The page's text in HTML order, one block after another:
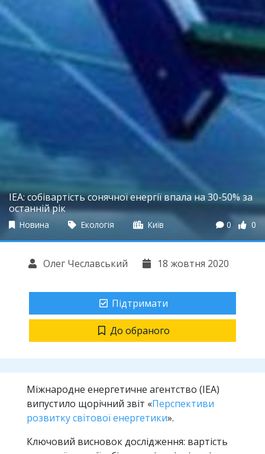
IEA: собівартість сонячної енергії впала на 30-50% за
останній рік
Новина Екологія Київ 0 0
Олег Чеславський 18 жовтня 2020
Підтримати
До обраного
Міжнародне енергетичне агентство (IEA)
випустило щорічний звіт «Перспективи
розвитку світової енергетики».
Ключовий висновок дослідження: вартість